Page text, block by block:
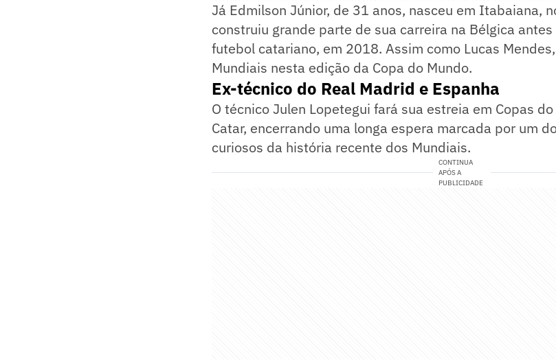
Já Edmilson Júnior, de 31 anos, nasceu em Itabaiana,
construiu grande parte de sua carreira na Bélgica
futebol catariano, em 2018. Assim como Lucas
Mundiais nesta edição da Copa do Mundo.
Ex-técnico do Real Madrid e Espanha
O técnico Julen Lopetegui fará sua estreia em Copas
Catar, encerrando uma longa espera marcada por um
curiosos da história recente dos Mundiais.
CONTINUA
APÓS A
PUBLICIDADE